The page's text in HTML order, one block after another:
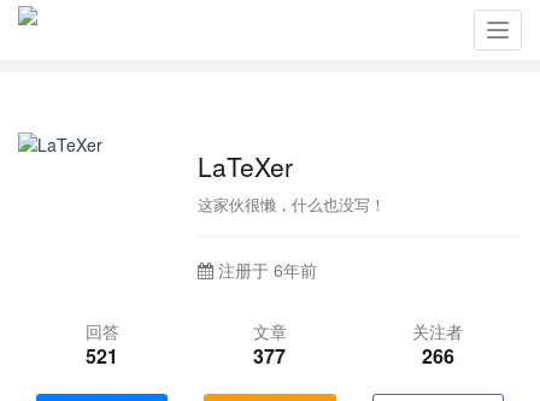
LaTeXer
这家伙很懒，什么也没写！
注册于 6年前
回答
521
文章
377
关注者
266